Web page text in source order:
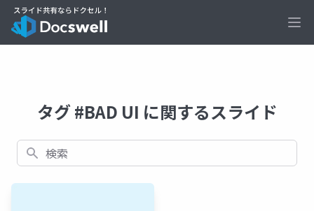
タグ #BAD UI に関するスライド
検索